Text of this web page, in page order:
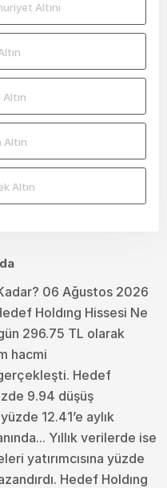
Altını
Altın
Altın
Altın
06 Ağustos 2026
Holdıng Hissesi Ne
296.75 TL olarak
hacmi
Hedef
9.94 düşüş
12.41’e aylık
Yıllık verilerde ise
yatırımcısına yüzde
Hedef Holdıng